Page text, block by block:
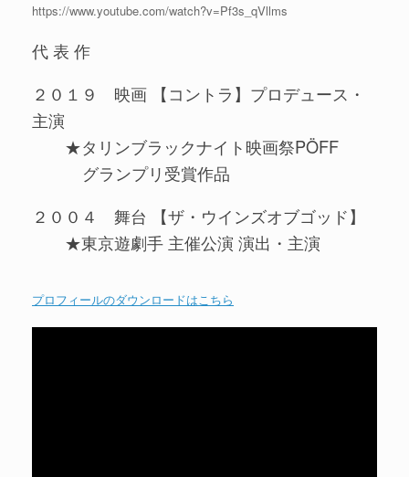
https://www.youtube.com/watch?v=Pf3s_qVllms
代 表 作
２０１９ 映画 【コントラ】プロデュース・
主演
★タリンブラックナイト映画祭PÖFF
グランプリ受賞作品
２００４ 舞台 【ザ・ウインズオブゴッド】
★東京遊劇手 主催公演 演出・主演
プロフィールのダウンロードはこちら